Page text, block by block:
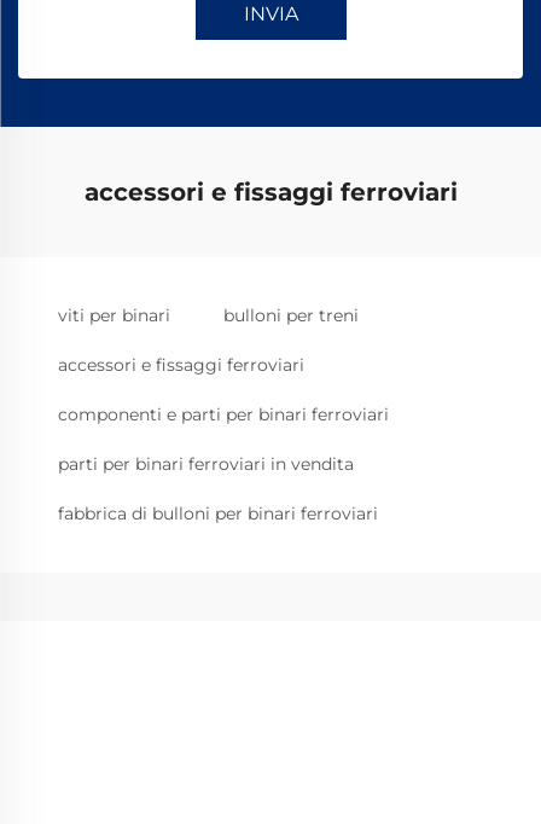
INVIA
accessori e fissaggi ferroviari
viti per binari bulloni per treni
accessori e fissaggi ferroviari
componenti e parti per binari ferroviari
parti per binari ferroviari in vendita
fabbrica di bulloni per binari ferroviari